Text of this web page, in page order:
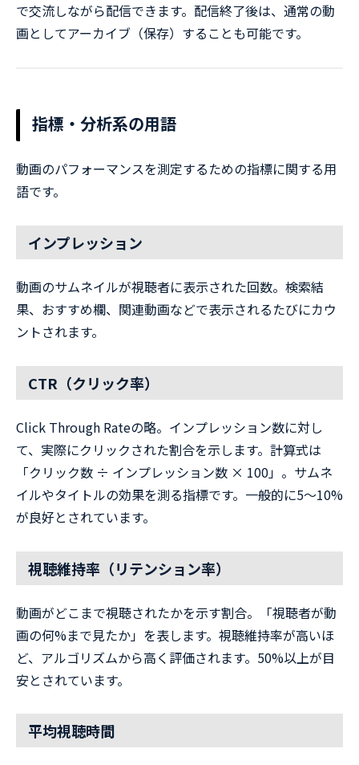
で交流しながら配信できます。配信終了後は、通常の動
画としてアーカイブ（保存）することも可能です。
指標・分析系の用語
動画のパフォーマンスを測定するための指標に関する用
語です。
インプレッション
動画のサムネイルが視聴者に表示された回数。検索結
果、おすすめ欄、関連動画などで表示されるたびにカウ
ントされます。
CTR（クリック率）
Click Through Rateの略。インプレッション数に対し
て、実際にクリックされた割合を示します。計算式は
「クリック数 ÷ インプレッション数 × 100」。サムネ
イルやタイトルの効果を測る指標です。一般的に5〜10%
が良好とされています。
視聴維持率（リテンション率）
動画がどこまで視聴されたかを示す割合。「視聴者が動
画の何%まで見たか」を表します。視聴維持率が高いほ
ど、アルゴリズムから高く評価されます。50%以上が目
安とされています。
平均視聴時間